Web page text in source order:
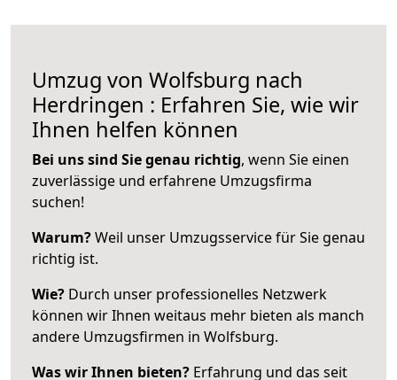
Umzug von Wolfsburg nach
Herdringen : Erfahren Sie, wie wir
Ihnen helfen können
Bei uns sind Sie genau richtig, wenn Sie einen
zuverlässige und erfahrene Umzugsfirma
suchen!
Warum?Weil unser Umzugsservice für Sie genau
richtig ist.
Wie? Durch unser professionelles Netzwerk
können wir Ihnen weitaus mehr bieten als manch
andere Umzugsfirmen in Wolfsburg.
Was wir Ihnen bieten? Erfahrung und das seit